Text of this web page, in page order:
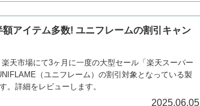
額アイテム多数! ユニフレームの割引キャン
天市場にて3ヶ月に一度の大型セール「楽天スーパー
（ユニフレーム）の割引対象となっている製
。詳細をレビューします。
2025.06.05